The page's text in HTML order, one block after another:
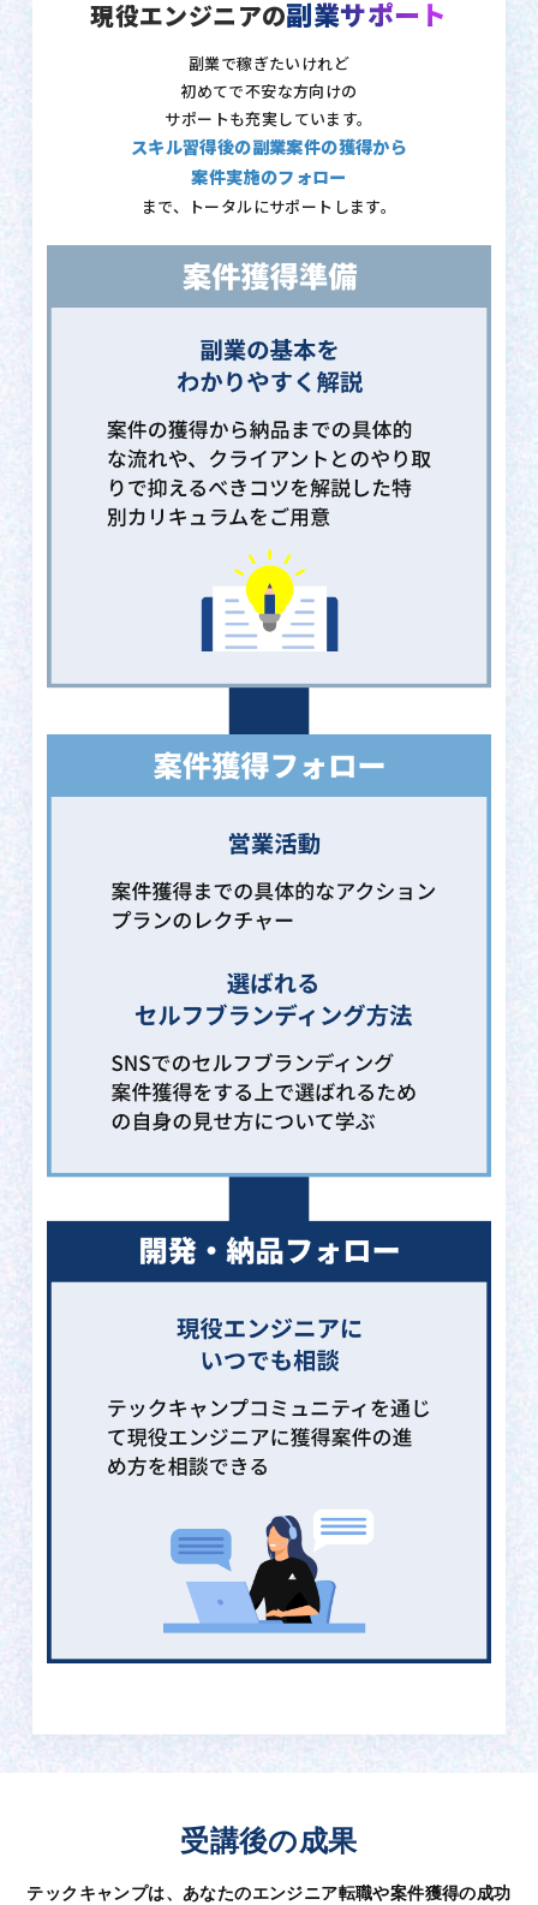
現役エンジニアの副業サポート
副業で稼ぎたいけれど
初めてで不安な方向けの
サポートも充実しています。
スキル習得後の副業案件の獲得から
案件実施のフォロー
まで、トータルにサポートします。
受講後の成果
テックキャンプは、あなたのエンジニア転職や案件獲得の成功